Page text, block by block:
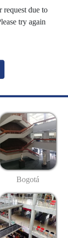
request due to
try again
Bogotá